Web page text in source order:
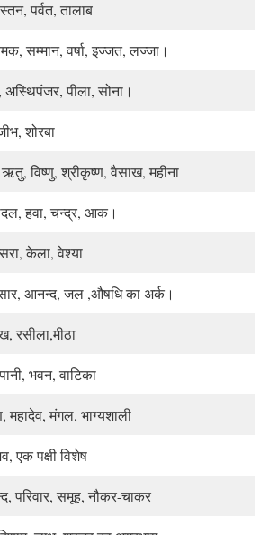
पर्वत, तालाब
सम्मान, वर्षा, इज्जत, लज्जा।
अस्थिपंजर, पीला, सोना।
शोरबा
विष्णु, श्रीकृष्ण, वैसाख, महीना
हवा, चन्द्र, आक।
केला, वेश्या
आनन्द, जल ,औषधि का अर्क।
रसीला,मीठा
भवन, वाटिका
महादेव, मंगल, भाग्यशाली
एक पक्षी विशेष
परिवार, समूह, नौकर-चाकर